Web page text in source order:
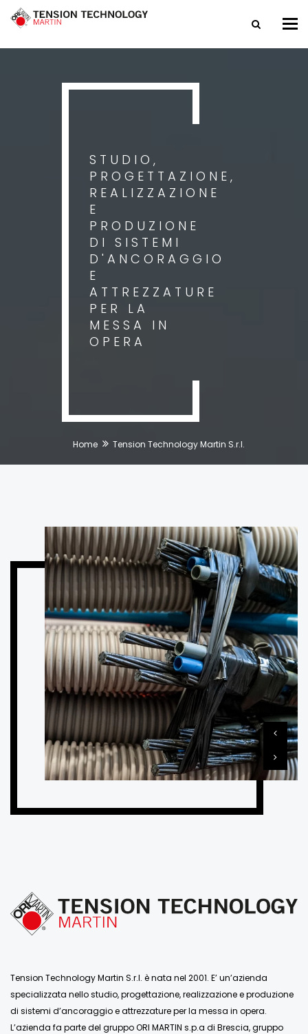
STUDIO,
PROGETTAZIONE,
REALIZZAZIONE
E
PRODUZIONE
DI SISTEMI
D'ANCORAGGIO
E
ATTREZZATURE
PER LA
MESSA IN
OPERA
Home Tension Technology Martin S.r.l.
Tension Technology Martin S.r.l. è nata nel 2001. E’ un’azienda
specializzata nello studio, progettazione, realizzazione e produzione
di sistemi d’ancoraggio e attrezzature per la messa in opera.
L’azienda fa parte del gruppo ORI MARTIN s.p.a di Brescia, gruppo